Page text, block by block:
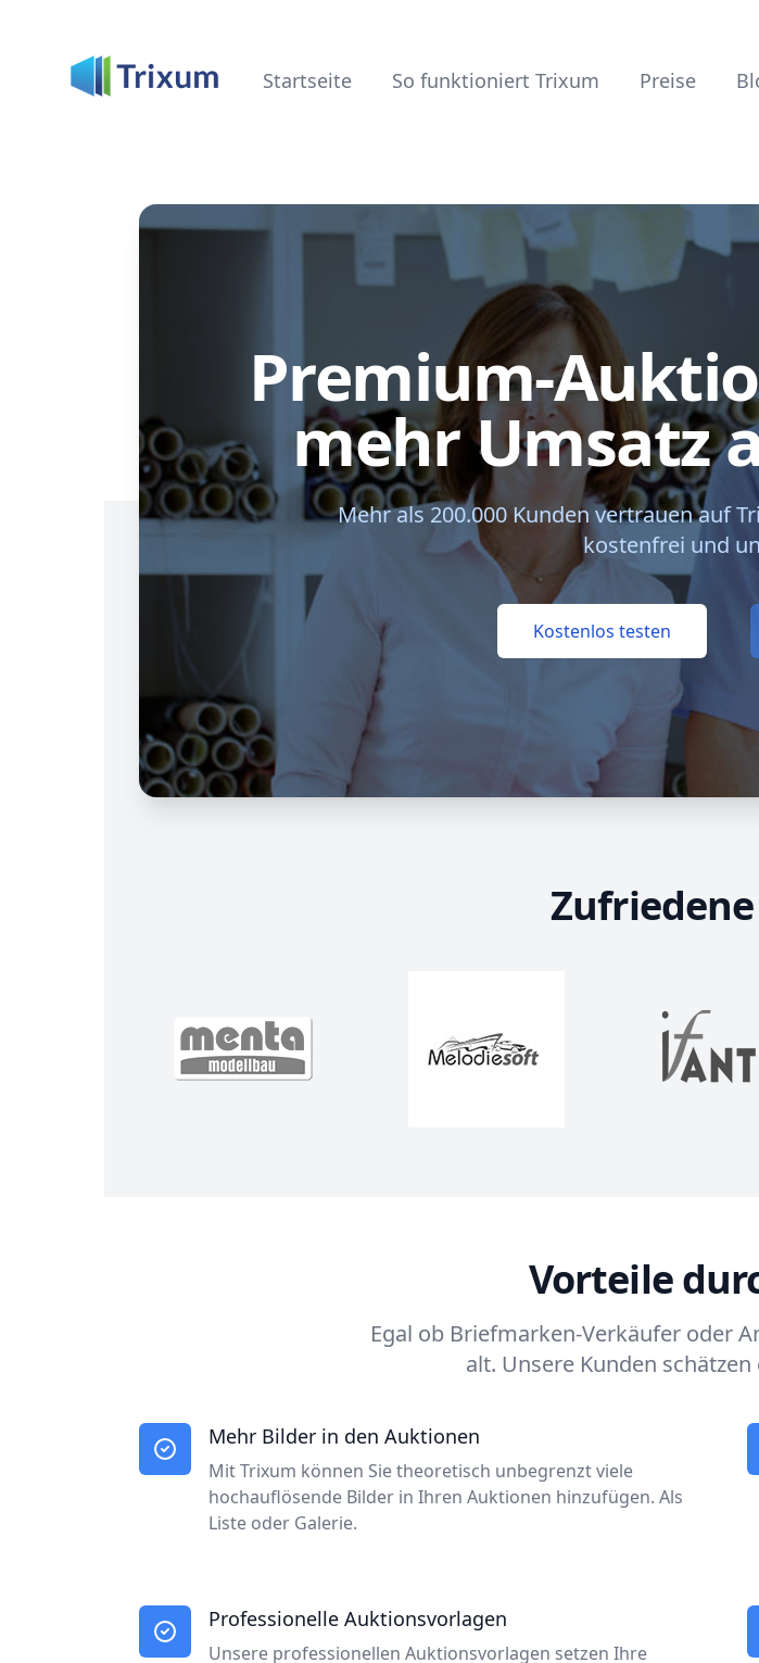
Startseite So funktioniert Trixum Preise
Premium-
mehr Umsatz
Mehr als 200.000 Kunden vertrauen auf
kostenfrei und
Kostenlos testen
Vorteile
Egal ob Briefmarken-Verkäufer oder
alt. Unsere Kunden
Mehr Bilder in den Auktionen
Mit Trixum können Sie theoretisch unbegrenzt viele
hochauflösende Bilder in Ihren Auktionen hinzufügen. Als
Liste oder Galerie.
Professionelle Auktionsvorlagen
Unsere professionellen Auktionsvorlagen setzen Ihre